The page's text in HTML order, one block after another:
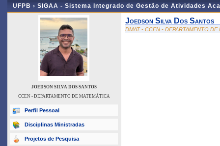
UFPB › SIGAA - Sistema Integrado de Gestão de Atividades
JOEDSON SILVA DOS SANTOS
CCEN - DEPARTAMENTO DE MATEMÁTICA
Perfil Pessoal
Disciplinas Ministradas
Projetos de Pesquisa
Joedson Silva Dos Santos
DMAT - CCEN - DEPARTAMENTO DE